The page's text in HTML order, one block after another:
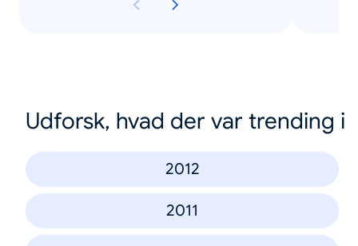
Udforsk, hvad der var trending i
2012
2011